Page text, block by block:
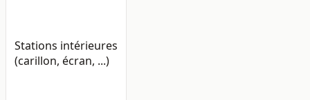
Stations intérieures
(carillon, écran, ...)